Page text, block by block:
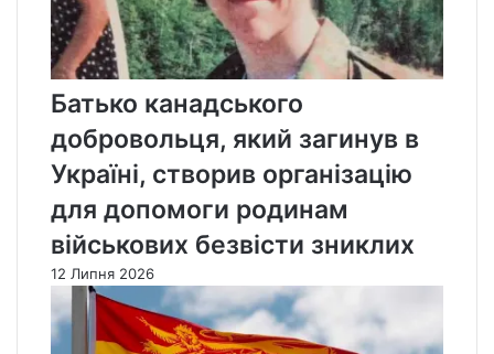
Батько канадського
добровольця, який загинув в
Україні, створив організацію
для допомоги родинам
військових безвісти зниклих
12 Липня 2026